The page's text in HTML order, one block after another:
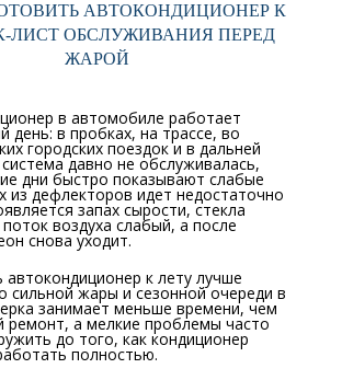
АВТОКОНДИЦИОНЕР К
ЛИСТ ОБСЛУЖИВАНИЯ ПЕРЕД
ЖАРОЙ
в автомобиле работает
день: в пробках, на трассе, во
городских поездок и в дальней
давно не обслуживалась,
дни быстро показывают слабые
из дефлекторов идет недостаточно
запах сырости, стекла
воздуха слабый, а после
снова уходит.
автокондиционер к лету лучше
сильной жары и сезонной очереди в
занимает меньше времени, чем
ремонт, а мелкие проблемы часто
до того, как кондиционер
полностью.